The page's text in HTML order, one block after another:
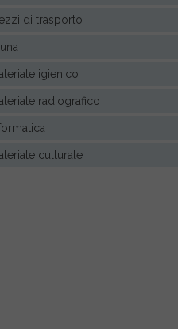
di trasporto
igienico
radiografico
culturale